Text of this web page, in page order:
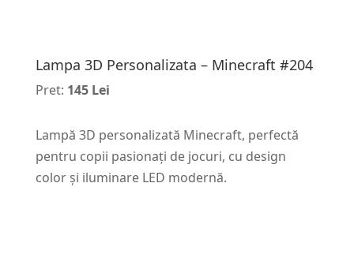
Lampa 3D Personalizata – Minecraft #204
Pret: 145 Lei
Lampă 3D personalizată Minecraft, perfectă
pentru copii pasionați de jocuri, cu design
color și iluminare LED modernă.